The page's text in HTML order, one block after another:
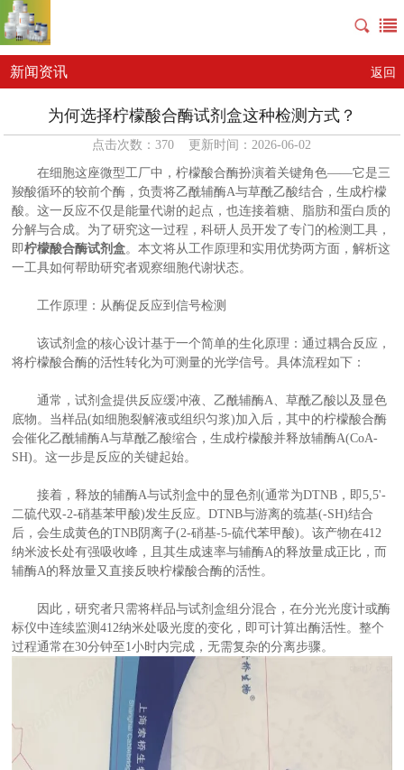
新闻资讯 返回
为何选择柠檬酸合酶试剂盒这种检测方式？
点击次数：370 更新时间：2026-06-02
在细胞这座微型工厂中，柠檬酸合酶扮演着关键角色——它是三
羧酸循环的较前个酶，负责将乙酰辅酶A与草酰乙酸结合，生成柠檬
酸。这一反应不仅是能量代谢的起点，也连接着糖、脂肪和蛋白质的
分解与合成。为了研究这一过程，科研人员开发了专门的检测工具，
即柠檬酸合酶试剂盒。本文将从工作原理和实用优势两方面，解析这
一工具如何帮助研究者观察细胞代谢状态。
工作原理：从酶促反应到信号检测
该试剂盒的核心设计基于一个简单的生化原理：通过耦合反应，
将柠檬酸合酶的活性转化为可测量的光学信号。具体流程如下：
通常，试剂盒提供反应缓冲液、乙酰辅酶A、草酰乙酸以及显色
底物。当样品(如细胞裂解液或组织匀浆)加入后，其中的柠檬酸合酶
会催化乙酰辅酶A与草酰乙酸缩合，生成柠檬酸并释放辅酶A(CoA-
SH)。这一步是反应的关键起始。
接着，释放的辅酶A与试剂盒中的显色剂(通常为DTNB，即5,5'-
二硫代双-2-硝基苯甲酸)发生反应。DTNB与游离的巯基(-SH)结合
后，会生成黄色的TNB阴离子(2-硝基-5-硫代苯甲酸)。该产物在412
纳米波长处有强吸收峰，且其生成速率与辅酶A的释放量成正比，而
辅酶A的释放量又直接反映柠檬酸合酶的活性。
因此，研究者只需将样品与试剂盒组分混合，在分光光度计或酶
标仪中连续监测412纳米处吸光度的变化，即可计算出酶活性。整个
过程通常在30分钟至1小时内完成，无需复杂的分离步骤。